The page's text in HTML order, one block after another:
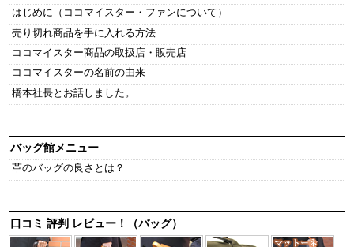
はじめに（ココマイスター・ファンについて）
売り切れ商品を手に入れる方法
ココマイスター商品の取扱店・販売店
ココマイスターの名前の由来
橋本社長とお話しました。
バッグ館メニュー
革のバッグの良さとは？
口コミ 評判 レビュー！（バッグ）